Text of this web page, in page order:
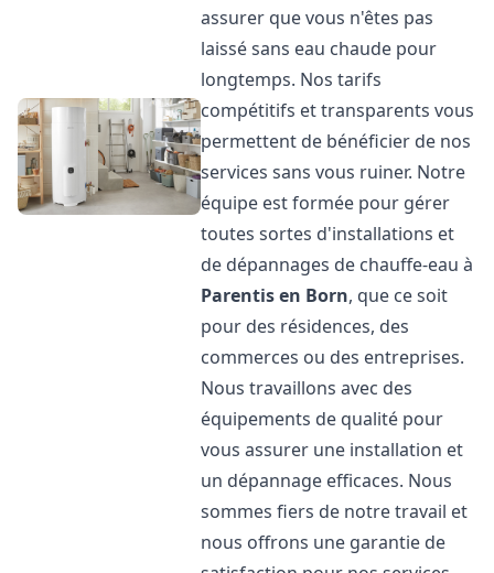
assurer que vous n'êtes pas
laissé sans eau chaude pour
longtemps. Nos tarifs
compétitifs et transparents vous
permettent de bénéficier de nos
services sans vous ruiner. Notre
équipe est formée pour gérer
toutes sortes d'installations et
de dépannages de chauffe-eau à
Parentis en Born, que ce soit
pour des résidences, des
commerces ou des entreprises.
Nous travaillons avec des
équipements de qualité pour
vous assurer une installation et
un dépannage efficaces. Nous
sommes fiers de notre travail et
nous offrons une garantie de